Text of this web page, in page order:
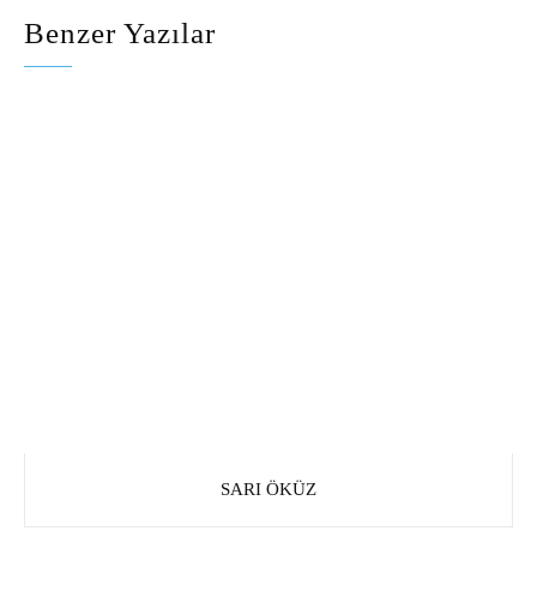
Benzer Yazılar
SARI ÖKÜZ